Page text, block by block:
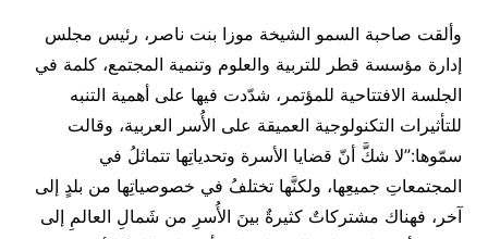
وألقت صاحبة السمو الشيخة موزا بنت ناصر، رئيس مجلس
إدارة مؤسسة قطر للتربية والعلوم وتنمية المجتمع، كلمة في
الجلسة الافتتاحية للمؤتمر، شدّدت فيها على أهمية التنبه
للتأثيرات التكنولوجية العميقة على الأُسر العربية، وقالت
سمّوها:”لا شكَّ أنّ قضايا الأسرة وتحدياتِها تتماثلُ في
المجتمعاتِ جميعِها، ولكنَّها تختلفُ في خصوصياتِها من بلدٍ إلى
آخر، فهناك مشتركاتٌ كثيرةٌ بينَ الأُسرِ من شَمالِ العالمِ إلى